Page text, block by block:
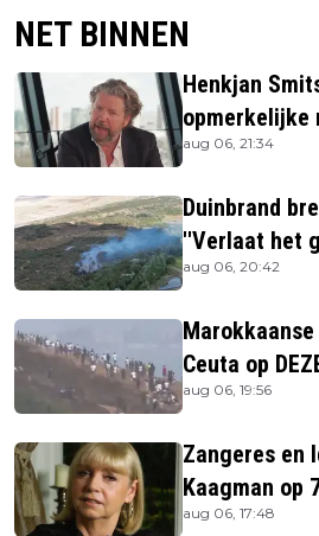
NET BINNEN
Henkjan
opmerkelijke
Jerney
aug 06, 21:34
Duinbrand
''Verlaat het
aug 06, 20:42
Ceuta op
bestormen
aug 06, 19:56
Zangeres en
Kaagman op
overleden
aug 06, 17:48